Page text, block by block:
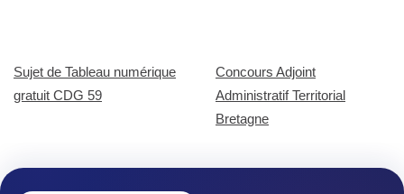
Sujet de Tableau numérique
gratuit CDG 59
Concours Adjoint
Administratif Territorial
Bretagne